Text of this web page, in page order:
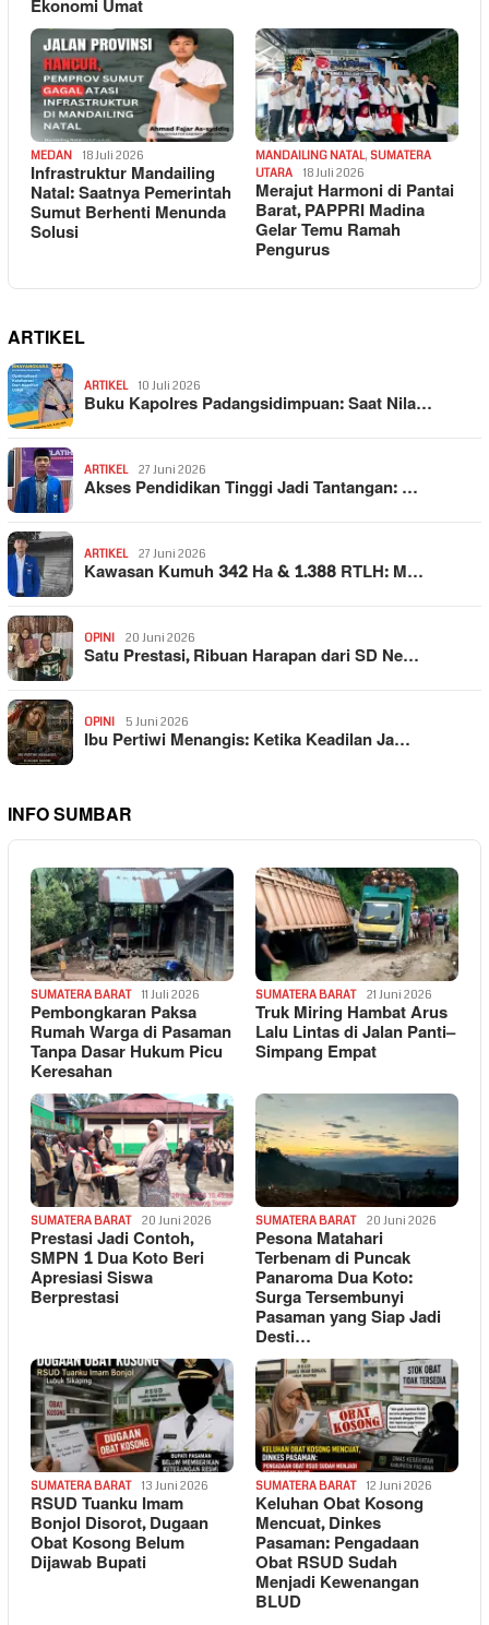
Ekonomi Umat
MEDAN 18 Juli 2026
Infrastruktur Mandailing
Natal: Saatnya Pemerintah
Sumut Berhenti Menunda
Solusi
MANDAILING NATAL, SUMATERA
UTARA
18 Juli 2026
Merajut Harmoni di Pantai
Barat, PAPPRI Madina
Gelar Temu Ramah
Pengurus
ARTIKEL
ARTIKEL 10 Juli 2026
Buku Kapolres Padangsidimpuan: Saat Nila…
ARTIKEL 27 Juni 2026
Akses Pendidikan Tinggi Jadi Tantangan: …
ARTIKEL 27 Juni 2026
Kawasan Kumuh 342 Ha & 1.388 RTLH: M…
OPINI 20 Juni 2026
Satu Prestasi, Ribuan Harapan dari SD Ne…
OPINI 5 Juni 2026
Ibu Pertiwi Menangis: Ketika Keadilan Ja…
INFO SUMBAR
SUMATERA BARAT 11 Juli 2026
Pembongkaran Paksa
Rumah Warga di Pasaman
Tanpa Dasar Hukum Picu
Keresahan
SUMATERA BARAT 21 Juni 2026
Truk Miring Hambat Arus
Lalu Lintas di Jalan Panti–
Simpang Empat
SUMATERA BARAT 20 Juni 2026
Prestasi Jadi Contoh,
SMPN 1 Dua Koto Beri
Apresiasi Siswa
Berprestasi
SUMATERA BARAT 20 Juni 2026
Pesona Matahari
Terbenam di Puncak
Panaroma Dua Koto:
Surga Tersembunyi
Pasaman yang Siap Jadi
Desti…
SUMATERA BARAT 13 Juni 2026
RSUD Tuanku Imam
Bonjol Disorot, Dugaan
Obat Kosong Belum
Dijawab Bupati
SUMATERA BARAT 12 Juni 2026
Keluhan Obat Kosong
Mencuat, Dinkes
Pasaman: Pengadaan
Obat RSUD Sudah
Menjadi Kewenangan
BLUD